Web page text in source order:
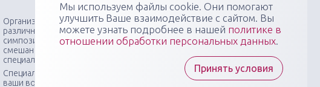
Организация научно-практических медицинских мероприятий
различного профиля: конгрессов, форумов, конференций,
симпозиумов, вебинаров, мастер-классов в очных, онлайн- и
смешанных форматах, повышающих компетенции медицинских
специалистов
Специалисты "Медикал Сити Групп" всегда готовы ответить на
ваши вопросы
Мы используем файлы cookie. Они помогают
улучшить Ваше взаимодействие с сайтом. Вы
можете узнать подробнее в нашей политике в
отношении обработки персональных данных.
Принять условия